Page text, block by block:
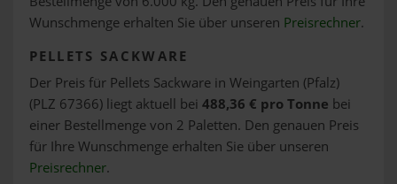
Wunschmenge erhalten Sie über unseren Preisrechner.
PELLETS SACKWARE
Der Preis für Pellets Sackware in Weingarten (Pfalz)
(PLZ 67366) liegt aktuell bei 488,36 € pro Tonne bei
einer Bestellmenge von 2 Paletten. Den genauen Preis
für Ihre Wunschmenge erhalten Sie über unseren
Preisrechner.